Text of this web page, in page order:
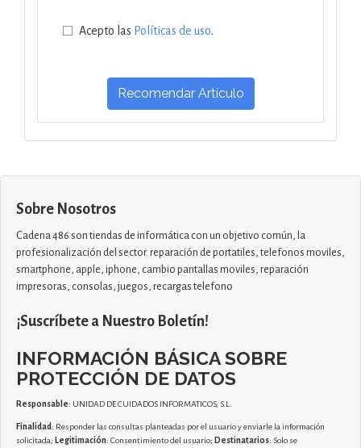
Acepto las Políticas de uso.
Recomendar Artículo
Sobre Nosotros
Cadena 486 son tiendas de informática con un objetivo común, la
profesionalización del sector. reparación de portatiles, telefonos moviles,
smartphone, apple, iphone, cambio pantallas moviles, reparación
impresoras, consolas, juegos, recargas telefono
¡Suscríbete a Nuestro Boletín!
INFORMACIÓN BÁSICA SOBRE
PROTECCIÓN DE DATOS
Responsable: UNIDAD DE CUIDADOS INFORMATICOS, S.L.
Finalidad: Responder las consultas planteadas por el usuario y enviarle la información
solicitada; Legitimación: Consentimiento del usuario; Destinatarios: Solo se